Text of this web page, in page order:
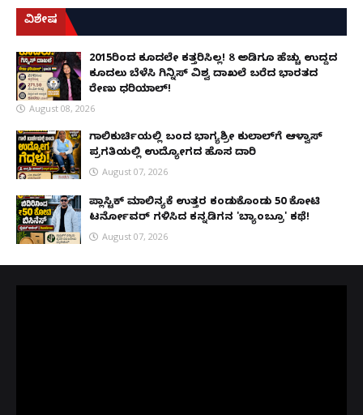
ವಿಶೇಷ
2015ರಿಂದ ಕೂದಲೇ ಕತ್ತರಿಸಿಲ್ಲ! 8 ಅಡಿಗೂ ಹೆಚ್ಚು ಉದ್ದದ
ಕೂದಲು ಬೆಳೆಸಿ ಗಿನ್ನಿಸ್ ವಿಶ್ವ ದಾಖಲೆ ಬರೆದ ಭಾರತದ
ರೇಣು ಧರಿಯಾಲ್!
August 08, 2026
ಗಾಲಿಕುರ್ಚಿಯಲ್ಲಿ ಬಂದ ಭಾಗ್ಯಶ್ರೀ ಕುಲಾಲ್‌ಗೆ ಆಳ್ವಾಸ್
ಪ್ರಗತಿಯಲ್ಲಿ ಉದ್ಯೋಗದ ಹೊಸ ದಾರಿ
August 07, 2026
ಪ್ಲಾಸ್ಟಿಕ್ ಮಾಲಿನ್ಯಕ್ಕೆ ಉತ್ತರ ಕಂಡುಕೊಂಡು ₹50 ಕೋಟಿ
ಟರ್ನೋವರ್ ಗಳಿಸಿದ ಕನ್ನಡಿಗನ 'ಬ್ಯಾಂಬ್ರೂ' ಕಥೆ!
August 07, 2026